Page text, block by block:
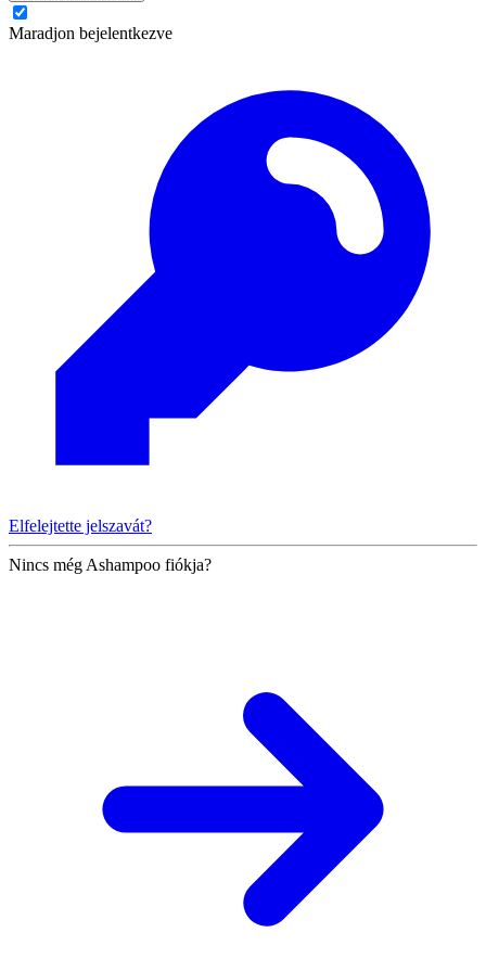
Maradjon bejelentkezve
Elfelejtette jelszavát?
Nincs még Ashampoo fiókja?